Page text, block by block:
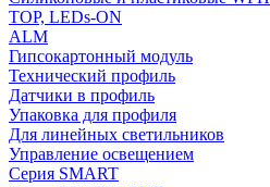
TOP, LEDs-ON
ALM
Гипсокартонный модуль
Технический профиль
Датчики в профиль
Упаковка для профиля
Для линейных светильников
Управление освещением
Серия SMART